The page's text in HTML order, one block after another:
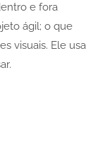
e fora
ágil; o que
visuais. Ele usa